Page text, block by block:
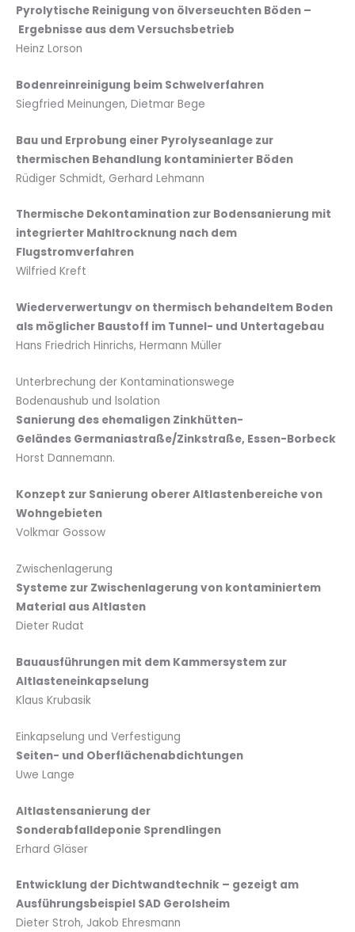
Pyrolytische Reinigung von ölverseuchten Böden –
Ergebnisse aus dem Versuchsbetrieb
Heinz Lorson
Bodenreinreinigung beim Schwelverfahren
Siegfried Meinungen, Dietmar Bege
Bau und Erprobung einer Pyrolyseanlage zur
thermischen Behandlung kontaminierter Böden
Rüdiger Schmidt, Gerhard Lehmann
Thermische Dekontamination zur Bodensanierung mit
integrierter Mahltrocknung nach dem
Flugstromverfahren
Wilfried Kreft
Wiederverwertungv on thermisch behandeltem Boden
als möglicher Baustoff im Tunnel- und Untertagebau
Hans Friedrich Hinrichs, Hermann Müller
Unterbrechung der Kontaminationswege
Bodenaushub und lsolation
Sanierung des ehemaligen Zinkhütten-
Geländes Germaniastraße/Zinkstraße, Essen-Borbeck
Horst Dannemann.
Konzept zur Sanierung oberer Altlastenbereiche von
Wohngebieten
Volkmar Gossow
Zwischenlagerung
Systeme zur Zwischenlagerung von kontaminiertem
Material aus Altlasten
Dieter Rudat
Bauausführungen mit dem Kammersystem zur
Altlasteneinkapselung
Klaus Krubasik
Einkapselung und Verfestigung
Seiten- und Oberflächenabdichtungen
Uwe Lange
Altlastensanierung der
Sonderabfalldeponie Sprendlingen
Erhard Gläser
Entwicklung der Dichtwandtechnik – gezeigt am
Ausführungsbeispiel SAD Gerolsheim
Dieter Stroh, Jakob Ehresmann